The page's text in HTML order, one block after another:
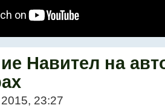
Навител на
23:27